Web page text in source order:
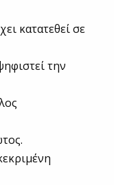
κατατεθεί σε
την